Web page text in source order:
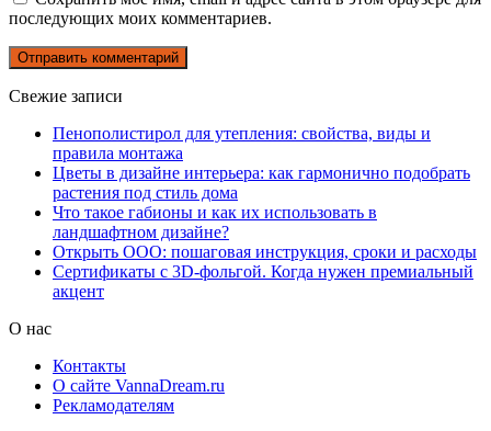
последующих моих комментариев.
Свежие записи
Пенополистирол для утепления: свойства, виды и
правила монтажа
Цветы в дизайне интерьера: как гармонично подобрать
растения под стиль дома
Что такое габионы и как их использовать в
ландшафтном дизайне?
Открыть ООО: пошаговая инструкция, сроки и расходы
Сертификаты с 3D-фольгой. Когда нужен премиальный
акцент
О нас
Контакты
О сайте VannaDream.ru
Рекламодателям